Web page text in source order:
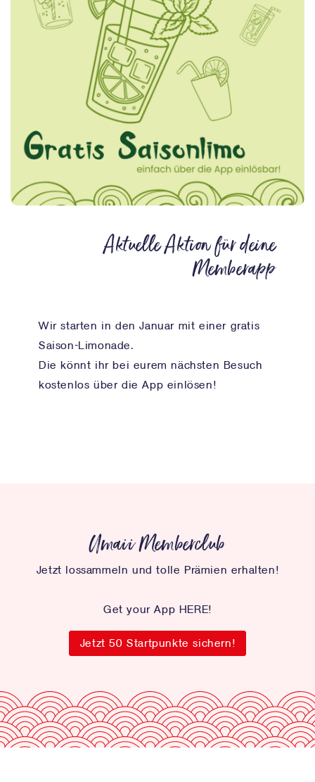
Aktuelle Aktion für deine
Memberapp
Wir starten in den Januar mit einer gratis
Saison-Limonade.
Die könnt ihr bei eurem nächsten Besuch
kostenlos über die App einlösen!
Umaii Memberclub
Jetzt lossammeln und tolle Prämien erhalten!
Get your App HERE!
Jetzt 50 Startpunkte sichern!